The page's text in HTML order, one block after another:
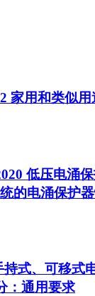
家用和类似
低压电涌保
的电涌保护
持式、可移式
：通用要求